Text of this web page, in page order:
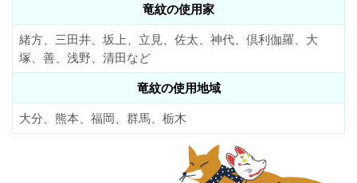
竜紋の使用家
緒方、三田井、坂上、立見、佐太、神代、倶利伽羅、大
塚、善、浅野、清田など
竜紋の使用地域
大分、熊本、福岡、群馬、栃木